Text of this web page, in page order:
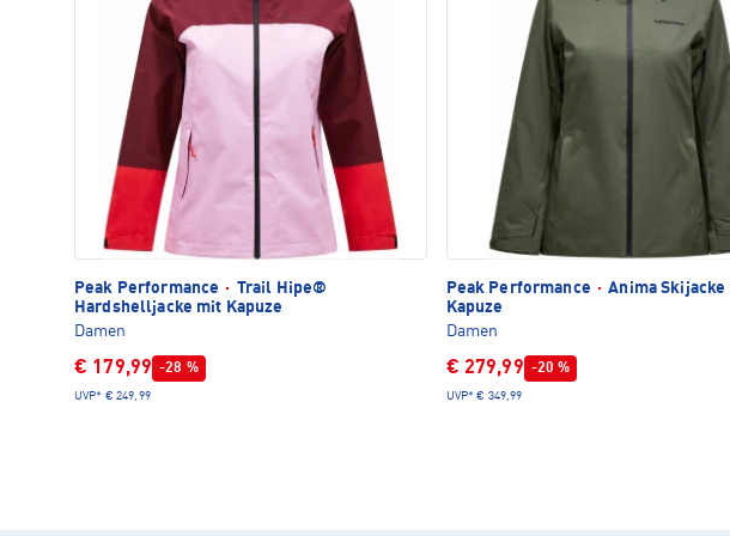
Peak Performance · Trail Hipe®
Hardshelljacke mit Kapuze
Damen
€ 179,99 -28 %
UVP* € 249,99
Peak Performance · Anima Skijacke
Kapuze
Damen
€ 279,99 -20 %
UVP* € 349,99